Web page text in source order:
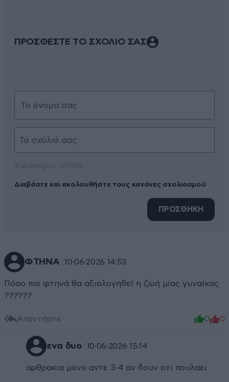
ΠΡΟΣΘΕΣΤΕ ΤΟ ΣΧΟΛΙΟ ΣΑΣ
Διαβάστε και ακολουθήστε τους κανόνες σχολιασμού
ΠΡΟΣΘΗΚΗ
ΦΤΗΝΑ 10·06·2026 14:53
Πόσο πιο φτηνά θα αξιολογηθεί η ζωή μίας γυναίκας
??????
Απαντήστε 0 0
ενα δυο 10·06·2026 15:14
αρθρακια μονο αντε 3-4 αν δουν οτι πουλαει